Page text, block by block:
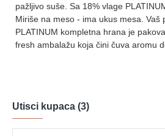
pažljivo suše. Sa 18% vlage
Miriše na meso - ima ukus mesa. Vaš
PLATINUM kompletna hrana je
fresh ambalažu koja čini čuva aromu
Utisci kupaca (3)